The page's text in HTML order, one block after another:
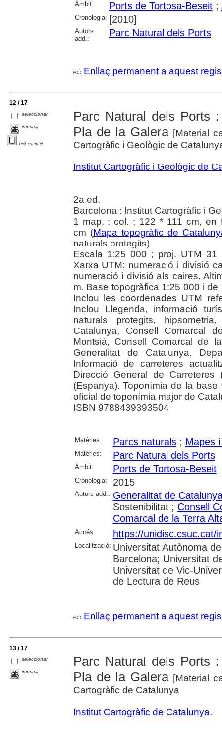
Àmbit: Ports de Tortosa-Beseit;
Cronologia: [2010]
Autors
add.:
Parc Natural dels Ports
Enllaç permanent a aquest
12 / 17
seleccionar
imprimir
Text complet
Parc Natural dels Ports
Pla de la Galera[Material
Cartogràfic i Geològic de
Institut Cartogràfic i Geològic de
2a ed.
Barcelona : Institut Cartogràfic i
1 map. : col. ; 122 * 111 cm,
cm (Mapa topogràfic de
naturals protegits)
Escala 1:25 000 ; proj. UTM 31
Xarxa UTM: numeració i divisió
numeració i divisió als caires.
m. Base topogràfica 1:25 000 i
Inclou les coordenades UTM
Inclou Llegenda, informació
naturals protegits,
Catalunya, Consell Comarcal
Montsià, Consell Comarcal de
Generalitat de Catalunya.
Informació de carreteres
Direcció General de
(Espanya). Toponímia de la
oficial de toponímia major de
ISBN 9788439393504
Matèries: Parcs naturals; Mapes
Matèries: Parc Natural dels Ports
Àmbit: Ports de Tortosa-Beseit
Cronologia: 2015
Autors add.: Generalitat de Catalunya
Sostenibilitat ; Consell
Comarcal de la Terra
Accés: https://unidisc.csuc.cat/
Localització: Universitat Autònoma
Barcelona; Universitat
Universitat de Vic-
de Lectura de Reus
Enllaç permanent a aquest
13 / 17
seleccionar
imprimir
Parc Natural dels Ports
Pla de la Galera[Material
Cartogràfic de Catalunya
Institut Cartogràfic de Catalunya.